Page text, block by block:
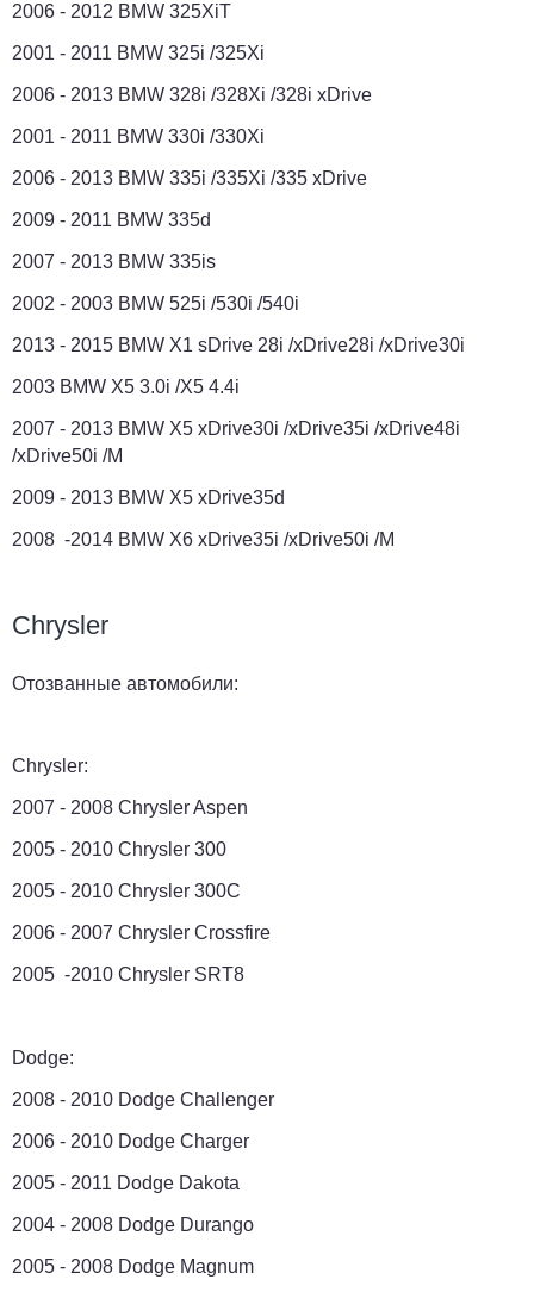
2006 - 2012 BMW 325XiT
2001 - 2011 BMW 325i /325Xi
2006 - 2013 BMW 328i /328Xi /328i xDrive
2001 - 2011 BMW 330i /330Xi
2006 - 2013 BMW 335i /335Xi /335 xDrive
2009 - 2011 BMW 335d
2007 - 2013 BMW 335is
2002 - 2003 BMW 525i /530i /540i
2013 - 2015 BMW X1 sDrive 28i /xDrive28i /xDrive30i
2003 BMW X5 3.0i /X5 4.4i
2007 - 2013 BMW X5 xDrive30i /xDrive35i /xDrive48i
/xDrive50i /M
2009 - 2013 BMW X5 xDrive35d
2008 -2014 BMW X6 xDrive35i /xDrive50i /M
Chrysler
Отозванные автомобили:
Chrysler:
2007 - 2008 Chrysler Aspen
2005 - 2010 Chrysler 300
2005 - 2010 Chrysler 300C
2006 - 2007 Chrysler Crossfire
2005 -2010 Chrysler SRT8
Dodge:
2008 - 2010 Dodge Challenger
2006 - 2010 Dodge Charger
2005 - 2011 Dodge Dakota
2004 - 2008 Dodge Durango
2005 - 2008 Dodge Magnum